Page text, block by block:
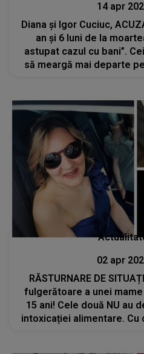
14 apr
Diana și Igor Cuciuc,
an și 6 luni de la
astupat cazul cu bani”.
să meargă mai departe
02 apr
RĂSTURNARE DE
fulgerătoare a unei
15 ani! Cele două NU au
intoxicației alimentare. Cu